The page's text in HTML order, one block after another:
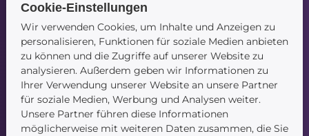
Startseite
Blog
Kontakt
Cookie-Einstellungen
Wir verwenden Cookies, um Inhalte und Anzeigen zu
personalisieren, Funktionen für soziale Medien anbieten
zu können und die Zugriffe auf unserer Website zu
analysieren. Außerdem geben wir Informationen zu
Ihrer Verwendung unserer Website an unsere Partner
für soziale Medien, Werbung und Analysen weiter.
Unsere Partner führen diese Informationen
möglicherweise mit weiteren Daten zusammen, die Sie